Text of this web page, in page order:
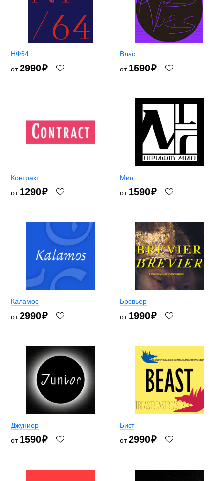
НФ64
от2990₽
Влас
от 1590₽
Контракт
от 1290₽
Мио
от 1590₽
Каламос
от2990₽
Бревьер
от 1990₽
Джуниор
от 1590₽
Бист
от2990₽